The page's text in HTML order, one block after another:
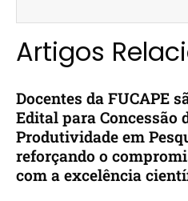
Artigos
Docentes da FUCAPE
Edital para Concessão
Produtividade em
reforçando o
com a excelência